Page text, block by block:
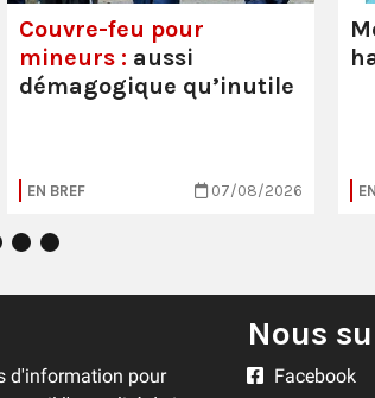
Couvre-feu pour
mineurs : aussi
démagogique qu’inutile
EN BREF 07/08/2026
d'information pour
Nous
Facebook